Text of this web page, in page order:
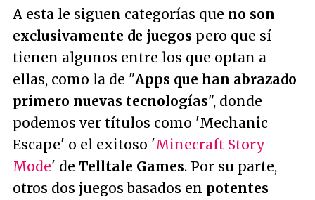
A esta le siguen categorías que no son
exclusivamente de juegos pero que sí
tienen algunos entre los que optan a
ellas, como la de "Apps que han abrazado
primero nuevas tecnologías", donde
podemos ver títulos como 'Mechanic
Escape' o el exitoso 'Minecraft Story
Mode' de Telltale Games. Por su parte,
otros dos juegos basados en potentes